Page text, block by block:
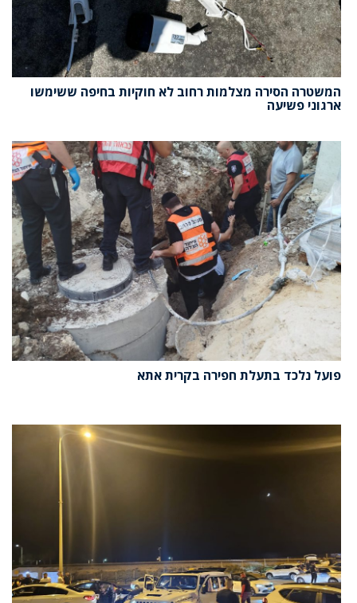
המשטרה הסירה מצלמות רחוב לא חוקיות בחיפה ששימשו
ארגוני פשיעה
פועל נלכד בתעלת חפירה בקרית אתא